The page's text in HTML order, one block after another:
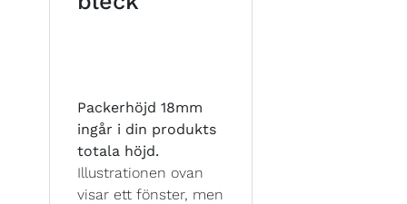
Packerhöjd 18mm
ingår i din produkts
totala höjd.
Illustrationen ovan
visar ett fönster, men